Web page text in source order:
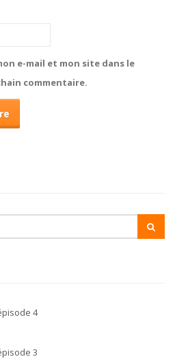
e-mail et mon site dans le
commentaire.
4
3